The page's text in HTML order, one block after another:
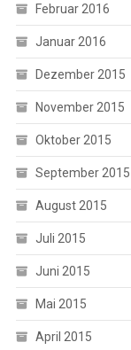
Februar 2016
Januar 2016
Dezember 2015
November 2015
Oktober 2015
September 2015
August 2015
Juli 2015
Juni 2015
Mai 2015
April 2015